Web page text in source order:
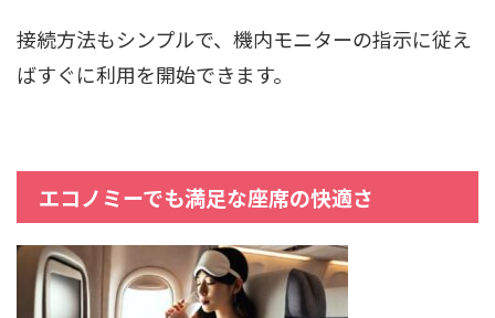
接続方法もシンプルで、機内モニターの指示に従え
ばすぐに利用を開始できます。
エコノミーでも満足な座席の快適さ